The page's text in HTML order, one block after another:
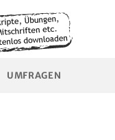
UMFRAGEN